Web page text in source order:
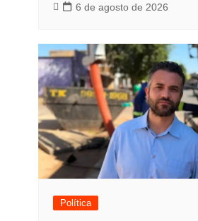
6 de agosto de 2026
Política